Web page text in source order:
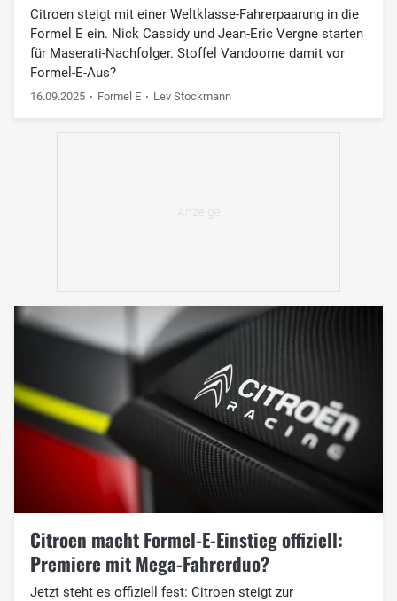
Citroen steigt mit einer Weltklasse-Fahrerpaarung in die
Formel E ein. Nick Cassidy und Jean-Eric Vergne starten
für Maserati-Nachfolger. Stoffel Vandoorne damit vor
Formel-E-Aus?
16.09.2025 Formel E Lev Stockmann
Citroen macht Formel-E-Einstieg offiziell:
Premiere mit Mega-Fahrerduo?
Jetzt steht es offiziell fest: Citroen steigt zur